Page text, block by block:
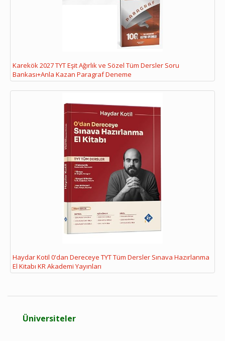
Karekök 2027 TYT Eşit Ağırlık ve Sözel Tüm Dersler Soru
Bankası+Anla Kazan Paragraf Deneme
Haydar Kotil 0'dan Dereceye TYT Tüm Dersler Sınava Hazırlanma
El Kitabı KR Akademi Yayınları
Üniversiteler